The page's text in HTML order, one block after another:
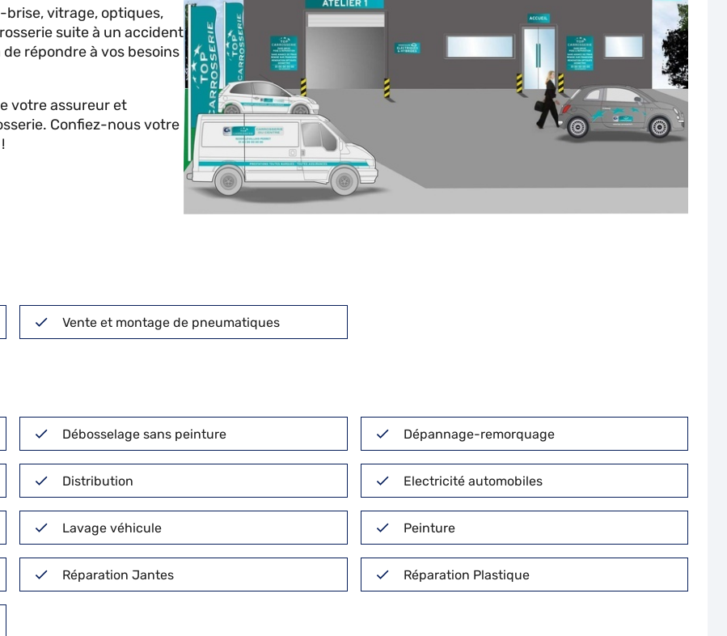
brise, vitrage, optiques,
suite à un accident
répondre à vos besoins
votre assureur et
Confiez-nous votre
Vente et montage de pneumatiques
Débosselage sans peinture Dépannage-remorquage
Distribution Electricité automobiles
Lavage véhicule Peinture
Réparation Jantes Réparation Plastique